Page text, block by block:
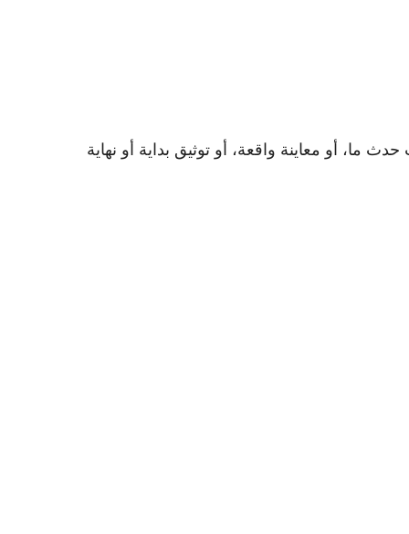
ما، أو معاينة واقعة، أو توثيق بداية أو نهاية